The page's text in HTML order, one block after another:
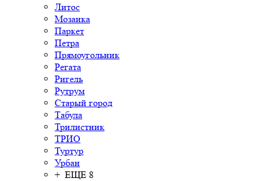
Литос
Мозаика
Паркет
Петра
Прямоугольник
Регата
Ригель
Рутрум
Старый город
Табула
Трилистник
ТРИО
Туртур
Урбан
+ ЕЩЕ 8